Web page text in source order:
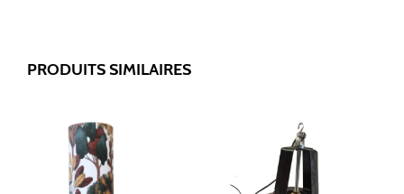
PRODUITS SIMILAIRES